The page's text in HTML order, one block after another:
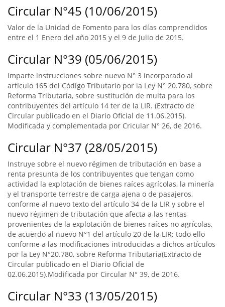
Circular N°45 (10/06/2015)
Valor de la Unidad de Fomento para los días comprendidos
entre el 1 Enero del año 2015 y el 9 de Julio de 2015.
Circular N°39 (05/06/2015)
Imparte instrucciones sobre nuevo N° 3 incorporado al
artículo 165 del Código Tributario por la Ley N° 20.780, sobre
Reforma Tributaria, sobre sustitución de multa para los
contribuyentes del artículo 14 ter de la LIR. (Extracto de
Circular publicado en el Diario Oficial de 11.06.2015).
Modificada y complementada por Cricular N° 26, de 2016.
Circular N°37 (28/05/2015)
Instruye sobre el nuevo régimen de tributación en base a
renta presunta de los contribuyentes que tengan como
actividad la explotación de bienes raíces agrícolas, la minería
y el transporte terrestre de carga ajena o de pasajeros,
conforme al nuevo texto del artículo 34 de la LIR y sobre el
nuevo régimen de tributación que afecta a las rentas
provenientes de la explotación de bienes raíces no agrícolas,
de acuerdo al nuevo N°1 del artículo 20 de la LIR; todo ello
conforme a las modificaciones introducidas a dichos artículos
por la Ley N°20.780, sobre Reforma Tributaria(Extracto de
Circular publicado en el Diario Oficial de
02.06.2015).Modificada por Circular N° 39, de 2016.
Circular N°33 (13/05/2015)